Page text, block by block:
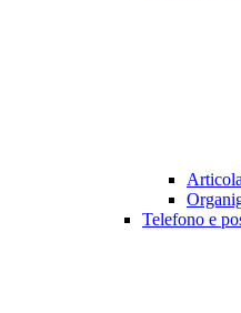
Telefono e